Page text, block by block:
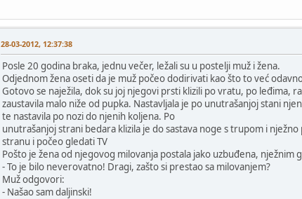
28-03-2012, 12:37:38
Posle 20 godina braka, jednu večer, ležali su u postelji muž i žena.
Odjednom žena oseti da je muž počeo dodirivati kao što to već
Gotovo se naježila, dok su joj njegovi prsti klizili po vratu, po
zaustavila malo niže od pupka. Nastavljala je po unutrašanjoj stani
te nastavila po nozi do njenih koljena. Po
unutrašanjoj strani bedara klizila je do sastava noge s trupom i
stranu i počeo gledati TV
Pošto je žena od njegovog milovanja postala jako uzbuđena, nježnim
- To je bilo neverovatno! Dragi, zašto si prestao sa milovanjem?
Muž odgovori:
- Našao sam daljinski!